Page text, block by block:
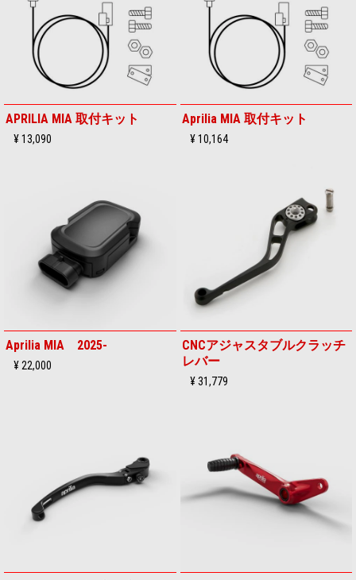
APRILIA MIA 取付キット
¥ 13,090
Aprilia MIA 取付キット
¥ 10,164
Aprilia MIA 2025-
¥ 22,000
CNCアジャスタブルクラッチ
レバー
¥ 31,779